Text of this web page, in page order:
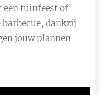
tuinfeest of
dankzij
jouw plannen